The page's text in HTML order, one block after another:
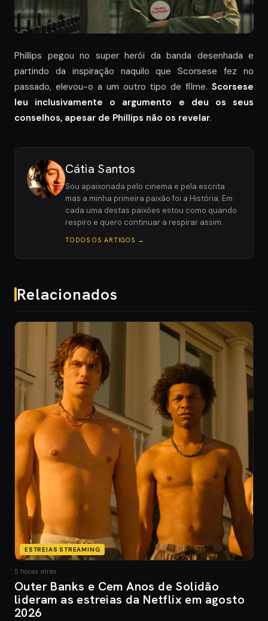
Phillips pegou no super herói da banda desenhada e
partindo da inspiração naquilo que Scorsese fez no
passado, elevou-o a um outro tipo de filme. Scorsese
leu inclusivamente o argumento e deu os seus
conselhos, apesar de Phillips não os revelar.
Cátia Santos
Sou apaixonada pelo cinema e pela escrita
mas a minha primeira paixão foi a História. Em
cada uma destas paixões estou como quando
respiro e quero continuar a respirar assim.
TODOS OS ARTIGOS →
Relacionados
ESTREIAS STREAMING
5 horas atrás
Outer Banks e Cem Anos de Solidão
lideram as estreias da Netflix em agosto
2026